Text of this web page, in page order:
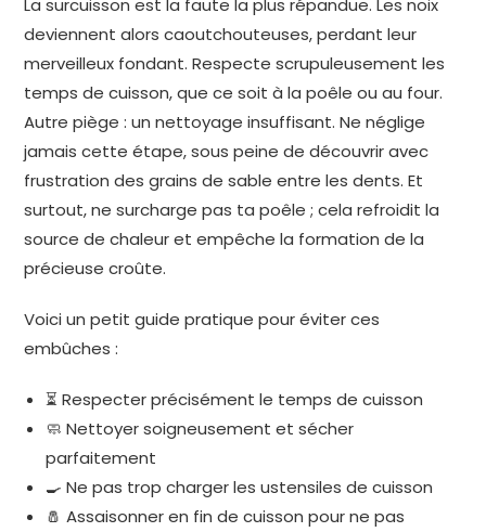
deviennent alors caoutchouteuses, perdant leur
merveilleux fondant. Respecte scrupuleusement les
temps de cuisson, que ce soit à la poêle ou au four.
Autre piège : un nettoyage insuffisant. Ne néglige
jamais cette étape, sous peine de découvrir avec
frustration des grains de sable entre les dents. Et
surtout, ne surcharge pas ta poêle ; cela refroidit la
source de chaleur et empêche la formation de la
précieuse croûte.
Voici un petit guide pratique pour éviter ces
embûches :
⏳ Respecter précisément le temps de cuisson
🧼 Nettoyer soigneusement et sécher
parfaitement
🍳 Ne pas trop charger les ustensiles de cuisson
🧂 Assaisonner en fin de cuisson pour ne pas